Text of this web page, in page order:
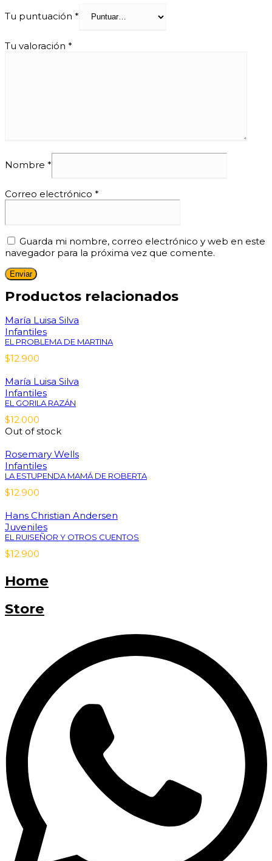
Tu puntuación *
Tu valoración *
Nombre *
Correo electrónico *
Guarda mi nombre, correo electrónico y web en este
navegador para la próxima vez que comente.
Productos relacionados
María Luisa Silva
Infantiles
EL PROBLEMA DE MARTINA
$12.900
María Luisa Silva
Infantiles
EL GORILA RAZÁN
$12.000
Out of stock
Rosemary Wells
Infantiles
LA ESTUPENDA MAMÁ DE ROBERTA
$12.900
Hans Christian Andersen
Juveniles
EL RUISEÑOR Y OTROS CUENTOS
$12.900
Home
Store